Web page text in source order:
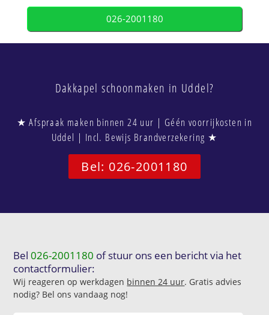
026-2001180
Dakkapel schoonmaken in Uddel?
★ Afspraak maken binnen 24 uur | Géén voorrijkosten in
Uddel | Incl. Bewijs Brandverzekering ★
Bel: 026-2001180
Bel026-2001180 of stuur ons een bericht via het
contactformulier:
Wij reageren op werkdagen binnen 24 uur. Gratis advies
nodig? Bel ons vandaag nog!